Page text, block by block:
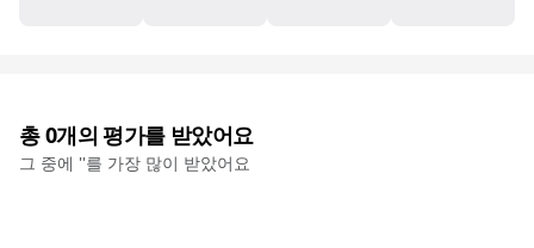
총0개의 평가를 받았어요
그 중에 ''를 가장 많이 받았어요